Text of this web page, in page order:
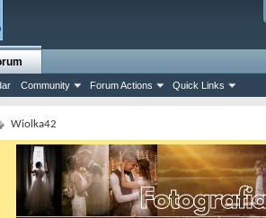
Community Forum Actions Quick Links
Wiolka42